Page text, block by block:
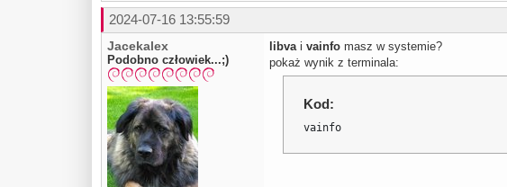
2024-07-16 13:55:59
Jacekalex
Podobno człowiek...;)
libvai vainfo masz w systemie?
pokaż wynik z terminala:
Kod:
vainfo